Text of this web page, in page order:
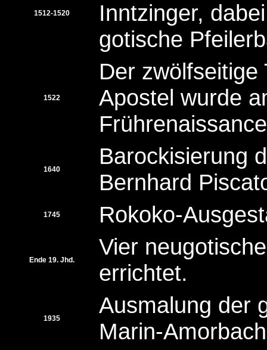
1512-1520
Inntzinger,
gotische
1522
Der
Apostel wurde
1640
Barockisierung
Bernhard
1745 Rokoko-
Ende 19. Jhd.
Vier
errichtet.
1935
Ausmalung der
Marin-